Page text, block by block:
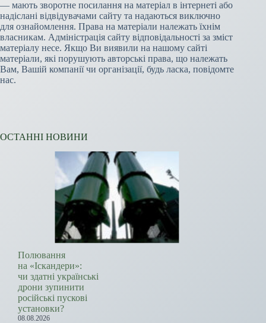
— мають зворотне посилання на матеріал в інтернеті або
надіслані відвідувачами сайту та надаються виключно
для ознайомлення. Права на матеріали належать їхнім
власникам. Адміністрація сайту відповідальності за зміст
матеріалу несе. Якщо Ви виявили на нашому сайті
матеріали, які порушують авторські права, що належать
Вам, Вашій компанії чи організації, будь ласка, повідомте
нас.
ОСТАННІ НОВИНИ
Полювання
на «Іскандери»:
чи здатні українські
дрони зупинити
російські пускові
установки?
08.08.2026